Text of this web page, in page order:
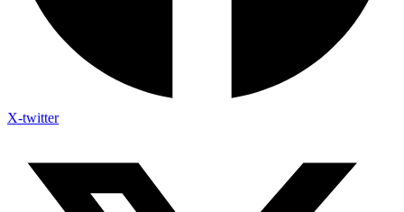
X-twitter